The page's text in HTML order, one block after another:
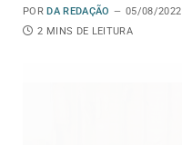
POR DA REDAÇÃO 05/08/2022
2 MINS DE LEITURA